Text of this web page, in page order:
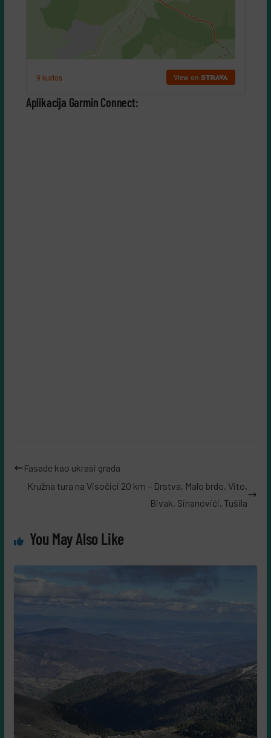
Aplikacija Garmin Connect:
Fasade kao ukrasi grada
Kružna tura na Visočici 20 km – Drstva, Malo brdo, Vito,
Bivak, Sinanovići, Tušila
You May Also Like